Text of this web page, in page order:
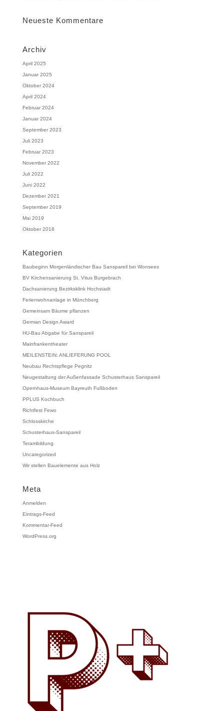
Neueste Kommentare
Archiv
April 2025
Januar 2025
Oktober 2024
April 2024
Februar 2024
Januar 2024
September 2023
Juli 2023
Februar 2023
November 2022
Juli 2022
Juni 2022
Dezember 2021
September 2019
Mai 2019
Oktober 2018
Kategorien
Baubeginn Morgenländischer Bau Sanspareil bei Wonsees
BV Kirchensanierung St. Vitus Burgebrach
Dachsanierung Bezirksklink Hochstadt
Ferienwohnanlage in Münchberg
Gemeinsam Bäume pflanzen
German Design Award
HU-Bau Abgabe für Sanspareil
Mainfrankentheater
MEILENSTEIN: ANLIEFERUNG POOL
Neubau Rechtspflege Pegnitz
Neugestaltung der Außenfassade Schusterhaus Sanspareil
Opernhaus-Museum Bayreuth Fußboden
PPLUS Kochbuch
Richtfest Fewo
Schlosskirche
Schusterhaus-Sanspareil
Terambildung
Uncategorized
Wir stellen Bauelemente aus Holz
Meta
Anmelden
Eintrags-Feed
Kommentar-Feed
WordPress.org